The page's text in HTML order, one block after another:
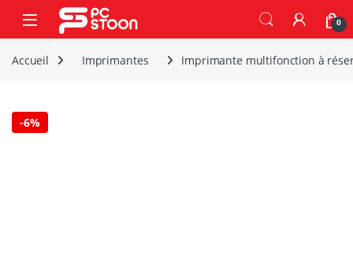
Skip to navigation
Skip to content
0
Accueil Imprimantes Imprimante multifonction à
-6%